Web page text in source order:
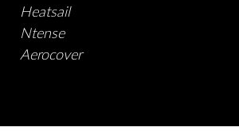
Heatsail
Ntense
Aerocover